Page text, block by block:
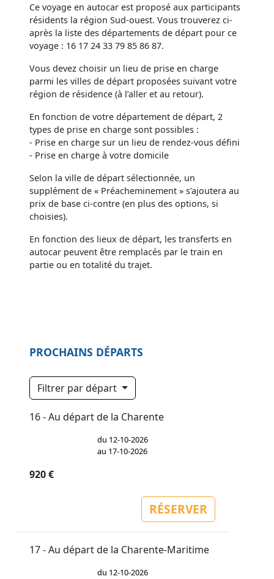
Ce voyage en autocar est proposé aux participants
résidents la région Sud-ouest. Vous trouverez ci-
après la liste des départements de départ pour ce
voyage : 16 17 24 33 79 85 86 87.
Vous devez choisir un lieu de prise en charge
parmi les villes de départ proposées suivant votre
région de résidence (à l’aller et au retour).
En fonction de votre département de départ, 2
types de prise en charge sont possibles :
- Prise en charge sur un lieu de rendez-vous défini
- Prise en charge à votre domicile
Selon la ville de départ sélectionnée, un
supplément de « Préacheminement » s’ajoutera au
prix de base ci-contre (en plus des options, si
choisies).
En fonction des lieux de départ, les transferts en
autocar peuvent être remplacés par le train en
partie ou en totalité du trajet.
16 - Au départ de la Charente
du 12-10-2026
au 17-10-2026
920 €
RÉSERVER
17 - Au départ de la Charente-Maritime
du 12-10-2026
PROCHAINS DÉPARTS
Filtrer par départ